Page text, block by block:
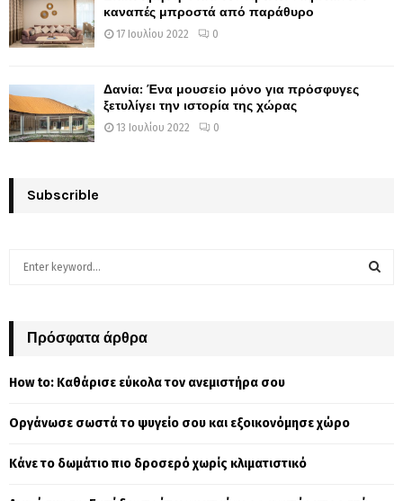
καναπές μπροστά από παράθυρο
17 Ιουλίου 2022 0
Δανία: Ένα μουσείο μόνο για πρόσφυγες
ξετυλίγει την ιστορία της χώρας
13 Ιουλίου 2022 0
Subscrible
h
o
:
Πρόσφατα άρθρα
How to: Καθάρισε εύκολα τον ανεμιστήρα σου
Οργάνωσε σωστά το ψυγείο σου και εξοικονόμησε χώρο
Κάνε το δωμάτιο πιο δροσερό χωρίς κλιματιστικό